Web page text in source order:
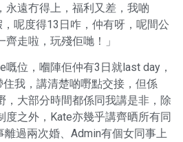
永遠冇得上，福利又差，我啲
呢度得13日咋，仲有呀，呢間公
走啦，玩殘佢哋！」
位，嗰陣佢仲有3日就last day，
我，講清楚啲嘢點交接，但係
，大部分時間都係同我講是非，除
度之外，Kate亦幾乎講齊晒所有同
過兩次婚、Admin有個女同事上